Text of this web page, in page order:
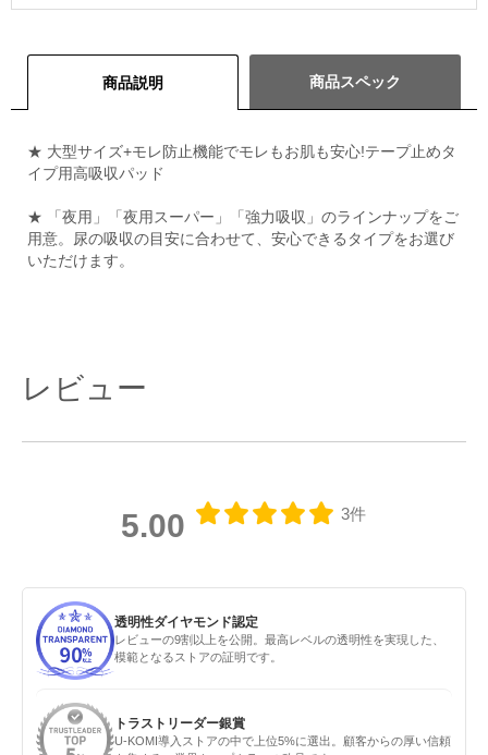
商品説明 商品スペック
★ 大型サイズ+モレ防止機能でモレもお肌も安心!テープ止めタ
イプ用高吸収パッド
★ 「夜用」「夜用スーパー」「強力吸収」のラインナップをご
用意。尿の吸収の目安に合わせて、安心できるタイプをお選び
いただけます。
レビュー
5.00 3件
透明性ダイヤモンド認定
レビューの9割以上を公開。最高レベルの透明性を実現した、
模範となるストアの証明です。
トラストリーダー銀賞
U-KOMI導入ストアの中で上位5%に選出。顧客からの厚い信頼